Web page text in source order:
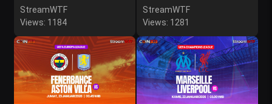
StreamWTF
Views: 1184
StreamWTF
Views: 1281